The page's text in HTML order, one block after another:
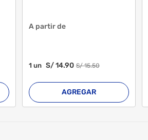
A partir de
1 un S/14.90 S/15.50
AGREGAR